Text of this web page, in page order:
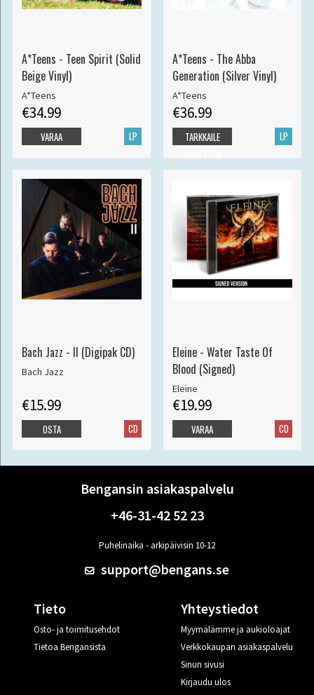
A*Teens - Teen Spirit (Solid
Beige Vinyl)
A*Teens
€34.99
LP
VARAA
A*Teens - The Abba
Generation (Silver Vinyl)
A*Teens
€36.99
LP
TARKKAILE
Bach Jazz - II (Digipak CD)
Bach Jazz
€15.99
CD
OSTA
Eleine - Water Taste Of
Blood (Signed)
Eleine
€19.99
CD
VARAA
Bengansin asiakaspalvelu
+46-31-42 52 23
Puhelinaika - arkipäivisin 10-12
support@bengans.se
Tieto
Osto- ja toimitusehdot
Tietoa Bengansista
Yhteystiedot
Myymälämme ja aukioloajat
Verkkokaupan asiakaspalvelu
Sinun sivusi
Kirjaudu ulos